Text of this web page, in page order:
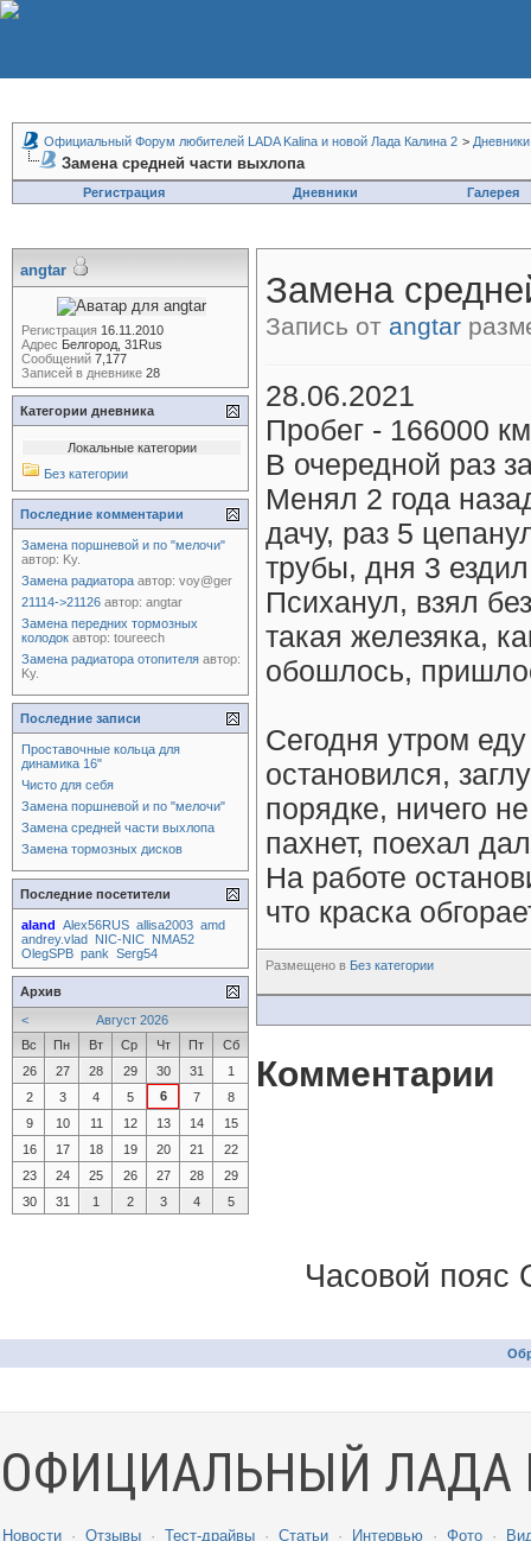
Официальный Форум любителей LADA Kalina и новой Лада Калина 2 > Дневники
Замена средней части выхлопа
Регистрация Дневники Галерея
Замена
Запись от angtar
28.06.2021
Пробег - 166000 км
В очередной раз
Менял 2 года
дачу, раз 5
трубы, дня 3
Психанул, взял
такая железяка,
обошлось,
Сегодня утром
остановился,
порядке, ничего
пахнет, поехал
На работе
что краска
Размещено в Без категории
Комментарии
angtar
Регистрация 16.11.2010
Адрес Белгород, 31Rus
Сообщений 7,177
Записей в дневнике 28
Категории дневника
Локальные категории
Без категории
Последние комментарии
Замена поршневой и по "мелочи"
автор: Ky.
Замена радиатора автор: voy@ger
21114->21126 автор: angtar
Замена передних тормозных
колодок автор: toureech
Замена радиатора отопителя автор:
Ky.
Последние записи
Проставочные кольца для
динамика 16"
Чисто для себя
Замена поршневой и по "мелочи"
Замена средней части выхлопа
Замена тормозных дисков
Последние посетители
aland Alex56RUS allisa2003 amd
andrey.vlad NIC-NIC NMA52
OlegSPB pank Serg54
Архив
<
Август 2026
Вс
Пн Вт Ср Чт Пт
Сб
26
27 28 29 30 31
1
2
3 4 5 6 7
8
9
10 11 12 13 14
15
16
17 18 19 20 21
22
23
24 25 26 27 28
29
30
31 1 2 3 4 5
Часовой пояс
ОФИЦИАЛЬНЫЙ ЛАДА
Новости · Отзывы · Тест-драйвы · Статьи · Интервью · Фото ·